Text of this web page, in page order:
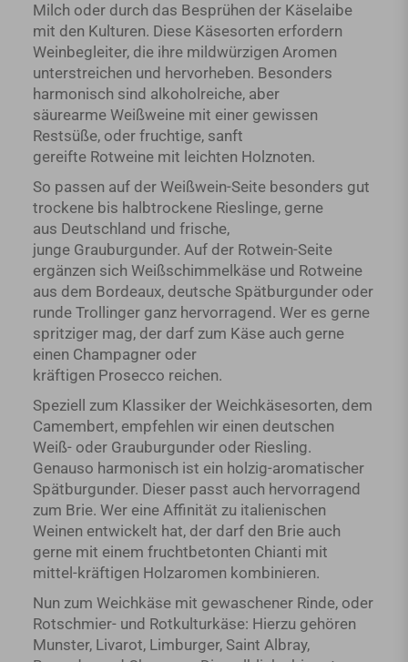
Milch oder durch das Besprühen der Käselaibe
mit den Kulturen. Diese Käsesorten erfordern
Weinbegleiter, die ihre mildwürzigen Aromen
unterstreichen und hervorheben. Besonders
harmonisch sind alkoholreiche, aber
säurearme Weißweine mit einer gewissen
Restsüße, oder fruchtige, sanft
gereifte Rotweine mit leichten Holznoten.
So passen auf der Weißwein-Seite besonders gut
trockene bis halbtrockene Rieslinge, gerne
aus Deutschland und frische,
junge Grauburgunder. Auf der Rotwein-Seite
ergänzen sich Weißschimmelkäse und Rotweine
aus dem Bordeaux, deutsche Spätburgunder oder
runde Trollinger ganz hervorragend. Wer es gerne
spritziger mag, der darf zum Käse auch gerne
einen Champagner oder
kräftigen Prosecco reichen.
Speziell zum Klassiker der Weichkäsesorten, dem
Camembert, empfehlen wir einen deutschen
Weiß- oder Grauburgunder oder Riesling.
Genauso harmonisch ist ein holzig-aromatischer
Spätburgunder. Dieser passt auch hervorragend
zum Brie. Wer eine Affinität zu italienischen
Weinen entwickelt hat, der darf den Brie auch
gerne mit einem fruchtbetonten Chianti mit
mittel-kräftigen Holzaromen kombinieren.
Nun zum Weichkäse mit gewaschener Rinde, oder
Rotschmier- und Rotkulturkäse: Hierzu gehören
Munster, Livarot, Limburger, Saint Albray,